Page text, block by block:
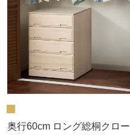
奥行60cm ロング総桐クロー